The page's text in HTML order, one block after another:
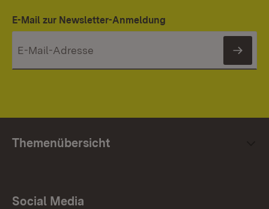
E-Mail zur Newsletter-Anmeldung
Themenübersicht
Social Media